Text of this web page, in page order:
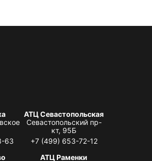
63
АТЦ Севастопольская
Севастопольский пр-
кт, 95Б
+7 (499) 653-72-12
АТЦ Раменки